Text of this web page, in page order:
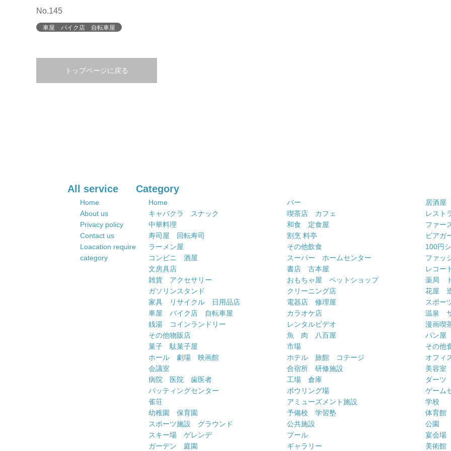
No.145
車屋 バイク店 自転車屋
トップページに戻る
All service
Home
About us
Privacy policy
Contact us
Loacation require
category
Category
Home バー
居酒屋
キャバクラ スナック
喫茶店 カフェ
レスト
中華料理
和食 定食屋
ファー
寿司屋 回転寿司
割烹 料亭
ビアガ
ラーメン屋
その他飲食
100円
コンビニ 酒屋
スーパー ホームセンター
ファッ
文房具店
書店 古本屋
レコー
雑貨 アクセサリー
おもちゃ屋 ペットショップ
薬局
ガソリンスタンド
クリーニング店
花屋
家具 リサイクル 日用品店
電器店 修理屋
スポー
車屋 バイク店 自転車屋
カラオケ店
温泉
銭湯 コインランドリー
レンタルビデオ
漫画喫
その他物販店
魚 肉 八百屋
パン屋
菓子 駄菓子屋
市場
その他
ホール 劇場 映画館
ホテル 旅館 コテージ
オフィ
会議室
合宿所 研修施設
美容室
病院 医院 歯医者
工場 倉庫
ダーツ
バッティングセンター
ボウリング場
ゲーム
雀荘
アミューズメント施設
学校
幼稚園 保育園
予備校 学習塾
体育館
スポーツ施設 グラウンド
公共施設
公園
スキー場 ゲレンデ
プール
宴会場
ガーデン 庭園
ギャラリー 美術館